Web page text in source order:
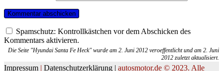
Spamschutz: Kontrollkästchen vor dem Abschicken des
Kommentars aktivieren.
Die Seite "Hyundai Santa Fe Heck" wurde am 2. Juni 2012 veroeffentlicht und am 2. Juni
2012 zuletzt aktualisiert.
Impressum | Datenschutzerklärung | autosmotor.de © 2023. Alle